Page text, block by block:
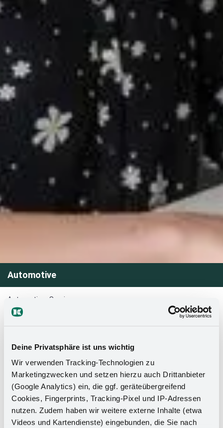
Deine Privatsphäre ist uns wichtig
Wir verwenden Tracking-Technologien zu
Marketingzwecken und setzen hierzu auch Drittanbieter
(Google Analytics) ein, die ggf. geräteübergreifend
Cookies, Fingerprints, Tracking-Pixel und IP-Adressen
nutzen. Zudem haben wir weitere externe Inhalte (etwa
Videos und Kartendienste) eingebunden, die Sie nach
Automotive
Automotive Service
Un service complet en tant que
En tant que fournisseur de systèmes, nous vous proposons
une gamme complète de services, allant de la fabrication
de prototypes, y compris les tests, à la production en série.
Notre équipe expérimentée se charge de la gestion de
projet pour vous et veille à ce que vos exigences et
spécifications soient respectées. De plus, nous disposons